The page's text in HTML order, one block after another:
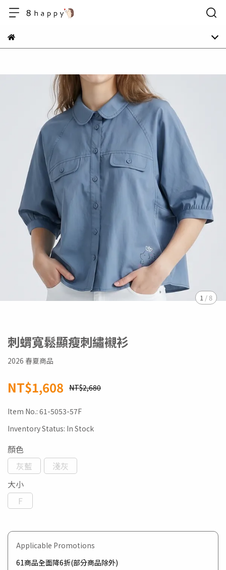
1 /8
刺蝟寬鬆顯瘦刺繡襯衫
2026 春夏商品
NT$1,608 NT$2,680
Item No.: 61-5053-57F
Inventory Status: In Stock
顏色
灰藍
淺灰
大小
F
Applicable Promotions
61商品全面降6折(部分商品除外)